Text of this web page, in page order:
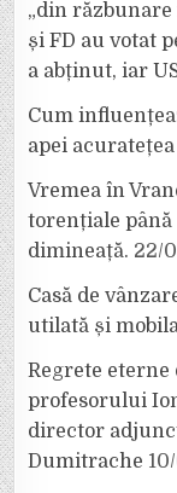
„din răzbunare
și FD au votat
a abținut, iar
Cum
apei
Vremea în
torențiale până
dimineață. 22/
Casă de
utilată și
Regrete eterne
profesorului
director
Dumitrache